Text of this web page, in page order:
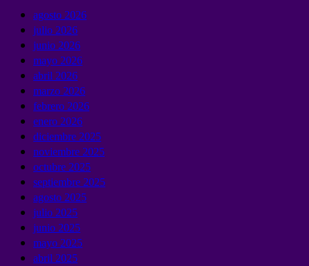
agosto 2026
julio 2026
junio 2026
mayo 2026
abril 2026
marzo 2026
febrero 2026
enero 2026
diciembre 2025
noviembre 2025
octubre 2025
septiembre 2025
agosto 2025
julio 2025
junio 2025
mayo 2025
abril 2025